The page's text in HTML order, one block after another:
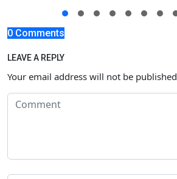
0 Comments
LEAVE A REPLY
Your email address will not be published